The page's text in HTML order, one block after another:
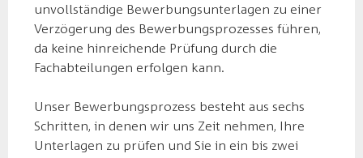
unvollständige Bewerbungsunterlagen zu einer
Verzögerung des Bewerbungsprozesses führen,
da keine hinreichende Prüfung durch die
Fachabteilungen erfolgen kann.
Unser Bewerbungsprozess besteht aus sechs
Schritten, in denen wir uns Zeit nehmen, Ihre
Unterlagen zu prüfen und Sie in ein bis zwei